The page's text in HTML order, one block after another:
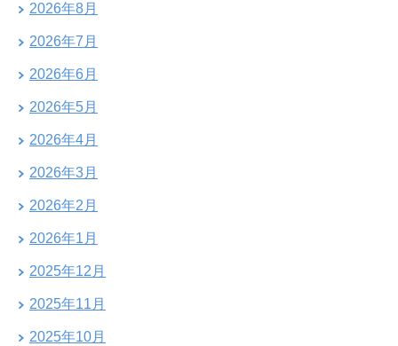
2026年8月
2026年7月
2026年6月
2026年5月
2026年4月
2026年3月
2026年2月
2026年1月
2025年12月
2025年11月
2025年10月